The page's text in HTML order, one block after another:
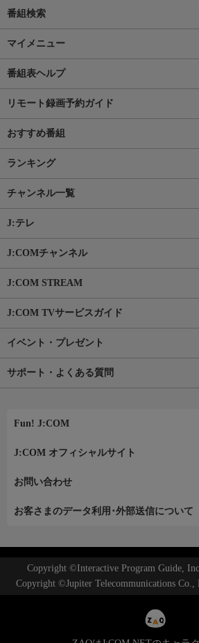
番組検索
マイメニュー
番組表ヘルプ
リモート録画予約ガイド
おすすめ番組
ランキング
チャンネル一覧
J:テレ
J:COMチャンネル
J:COM STREAM
J:COM TVサービスガイド
イベント・プレゼント
サポート・よくある質問
Fun! J:COM
J:COM オフィシャルサイト
お問い合わせ
お客さまのデータ利用･外部送信について
Copyright ©Interactive Program Guide,
Copyright ©Jupiter Telecommunications Co.,